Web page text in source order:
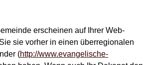
erscheinen auf Ihrer Web-
sie vorher in einen überregionalen
(http://www.evangelische-